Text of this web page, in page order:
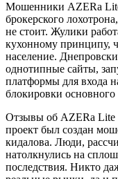
Мошенники AZERa Lite
брокерского
не стоит. Жулики
кухонному принципу,
население.
однотипные сайты,
платформы для входа
блокировки основного
Отзывы об AZERa Lite
проект был создан
кидалова. Люди,
натолкнулись на
последствия. Никто